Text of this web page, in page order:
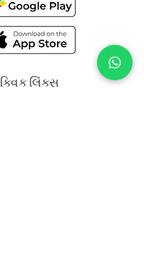
ક્વિક લિંક્સ